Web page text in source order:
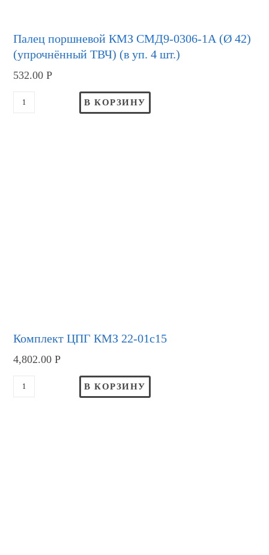
Палец поршневой КМЗ СМД9-0306-1А (Ø 42)
(упрочнённый ТВЧ) (в уп. 4 шт.)
532.00Р
В КОРЗИНУ
Комплект ЦПГ КМЗ 22-01с15
4,802.00Р
В КОРЗИНУ